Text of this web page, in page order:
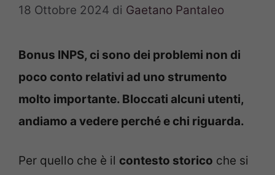
18 Ottobre 2024 di Gaetano Pantaleo
Bonus INPS, ci sono dei problemi non di
poco conto relativi ad uno strumento
molto importante. Bloccati alcuni utenti,
andiamo a vedere perché e chi riguarda.
Per quello che è il contesto storico che si